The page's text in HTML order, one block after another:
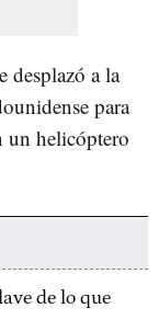
desplazó a la
para
un helicóptero
de lo que